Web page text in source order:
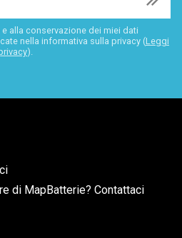
alla conservazione dei miei dati
nella informativa sulla privacy (Leggi
).
di MapBatterie? Contattaci